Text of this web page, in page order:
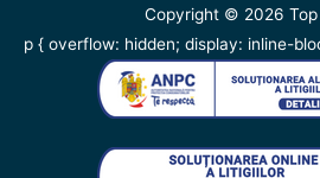
Copyright © 2026
p { overflow: hidden; display: inline-